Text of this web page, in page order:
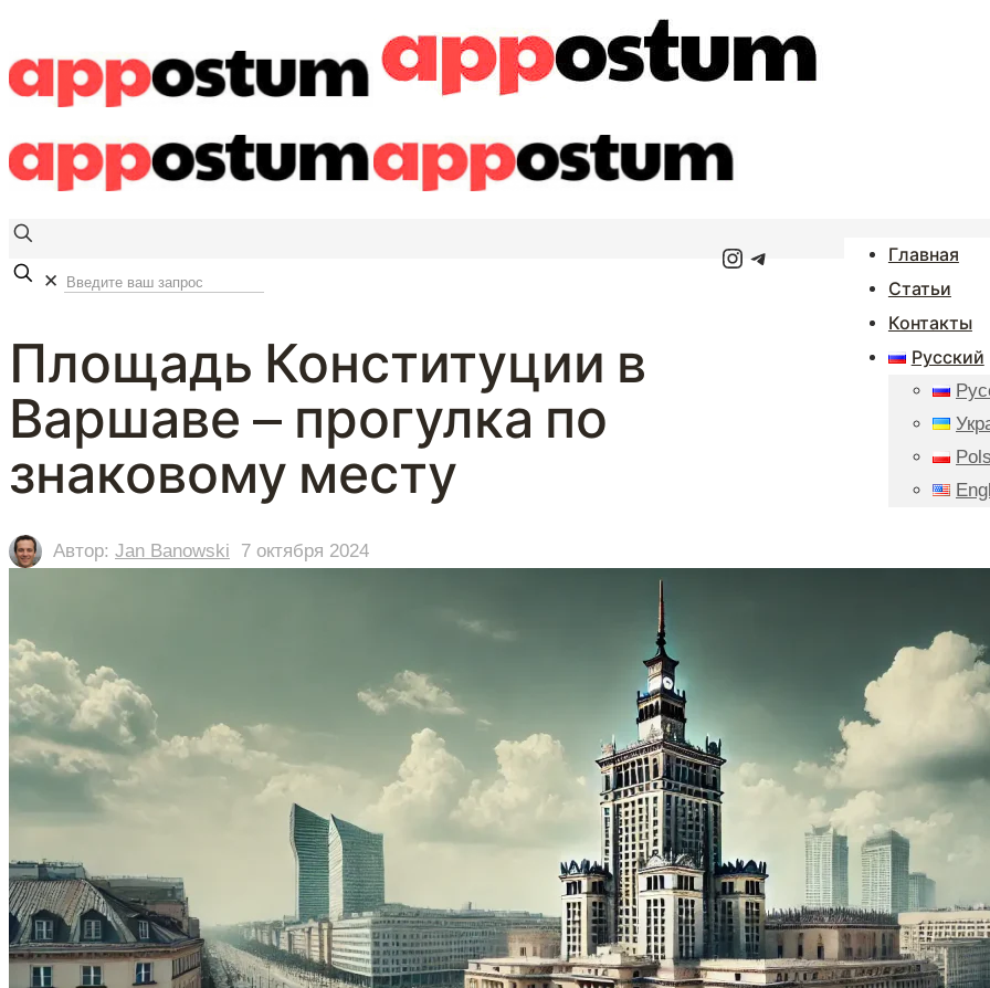
Главная
Статьи
Контакты
Русский
Instagram
Telegram
✕
Площадь Конституции в
Варшаве — прогулка по
знаковому месту
Автор: Jan Banowski 7 октября 2024